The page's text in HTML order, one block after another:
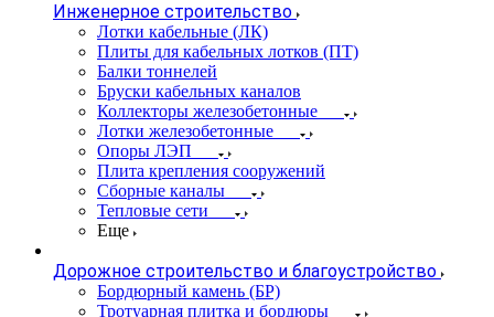
Инженерное строительство
Лотки кабельные (ЛК)
Плиты для кабельных лотков (ПТ)
Балки тоннелей
Бруски кабельных каналов
Коллекторы железобетонные
Лотки железобетонные
Опоры ЛЭП
Плита крепления сооружений
Сборные каналы
Тепловые сети
Еще
Дорожное строительство и благоустройство
Бордюрный камень (БР)
Тротуарная плитка и бордюры